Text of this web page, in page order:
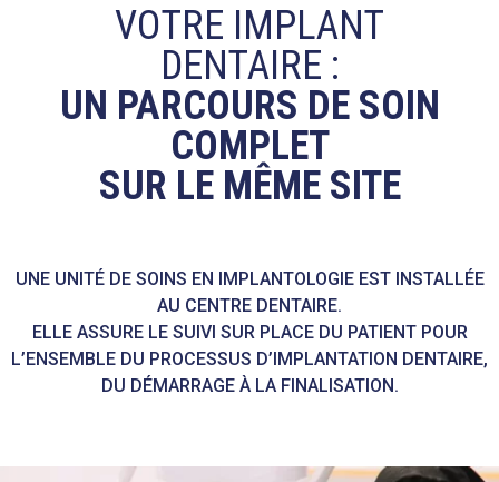
VOTRE IMPLANT
DENTAIRE :
UN PARCOURS DE SOIN
COMPLET
SUR LE MÊME SITE
UNE UNITÉ DE SOINS EN IMPLANTOLOGIE EST INSTALLÉE
AU CENTRE DENTAIRE.
ELLE ASSURE LE SUIVI SUR PLACE DU PATIENT POUR
L’ENSEMBLE DU PROCESSUS D’IMPLANTATION DENTAIRE,
DU DÉMARRAGE À LA FINALISATION.